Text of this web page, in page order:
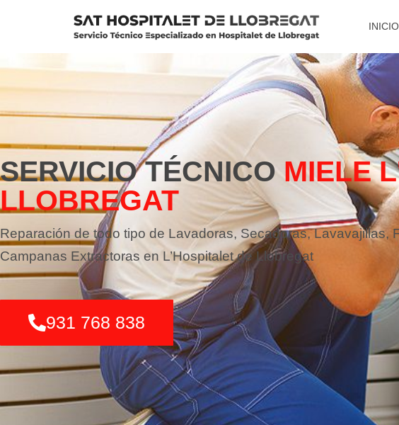
INICIO
SERVICIO TÉCNICO MIELE
LLOBREGAT
Reparación de todo tipo de Lavadoras, Secadoras,
Campanas Extractoras en L’Hospitalet de Llobregat
931 768 838